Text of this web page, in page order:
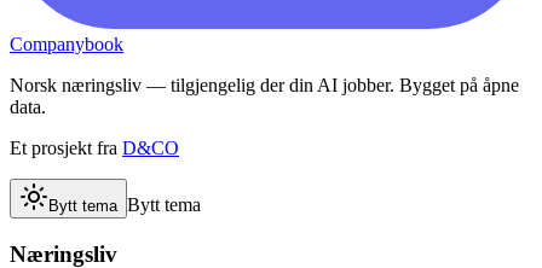
Companybook
Norsk næringsliv — tilgjengelig der din AI jobber. Bygget på åpne
data.
Et prosjekt fra D&CO
Bytt tema Bytt tema
Næringsliv